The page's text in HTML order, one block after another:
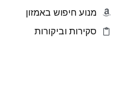
מנוע חיפוש באמזון
סקירות וביקורות